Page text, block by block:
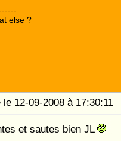
else ?
12-09-2008 à
et sautes bien JL